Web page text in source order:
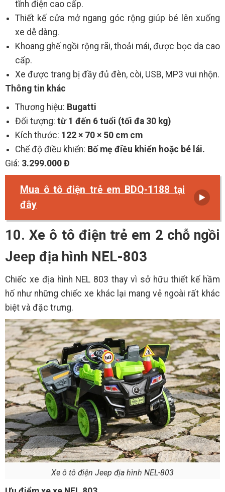
tĩnh điện cao cấp.
Thiết kế cửa mở ngang góc rộng giúp bé lên xuống
xe dễ dàng.
Khoang ghế ngồi rộng rãi, thoải mái, được bọc da cao
cấp.
Xe được trang bị đầy đủ đèn, còi, USB, MP3 vui nhộn.
Thông tin khác
Thương hiệu: Bugatti
Đối tượng: từ 1 đến 6 tuổi (tối đa 30 kg)
Kích thước: 122 × 70 × 50 cm cm
Chế độ điều khiển: Bố mẹ điều khiển hoặc bé lái.
Giá: 3.299.000 Đ
Mua ô tô điện trẻ em BDQ-1188 tại
đây
10. Xe ô tô điện trẻ em 2 chỗ ngồi
Jeep địa hình NEL-803
Chiếc xe địa hình NEL 803 thay vì sở hữu thiết kế hầm
hố như những chiếc xe khác lại mang vẻ ngoài rất khác
biệt và đặc trưng.
Xe ô tô điện Jeep địa hình NEL-803